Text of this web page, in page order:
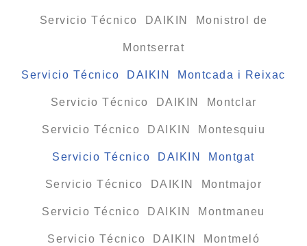
Servicio Técnico DAIKIN Monistrol de
Montserrat
Servicio Técnico DAIKIN Montcada i Reixac
Servicio Técnico DAIKIN Montclar
Servicio Técnico DAIKIN Montesquiu
Servicio Técnico DAIKIN Montgat
Servicio Técnico DAIKIN Montmajor
Servicio Técnico DAIKIN Montmaneu
Servicio Técnico DAIKIN Montmeló